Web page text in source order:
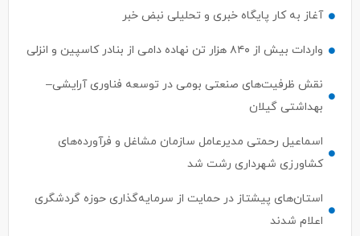
آغاز به کار پایگاه خبری و تحلیلی نبض خبر
واردات بیش از ۸۴۰ هزار تن نهاده دامی از بنادر كاسپین و انزلی
نقش ظرفیت‌های صنعتی بومی در توسعه فناوری آرایشی–
بهداشتی گیلان
اسماعیل رحمتی مدیرعامل سازمان مشاغل و فرآورده‌های
کشاورزی شهرداری رشت شد
استان‌های پیشتاز در حمایت از سرمایه‌گذاری حوزه گردشگری
اعلام شدند